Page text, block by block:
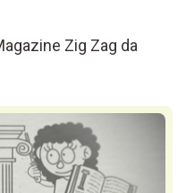
Zig Zag da